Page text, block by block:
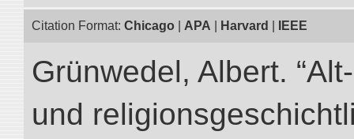
Citation Format: Chicago APA Harvard IEEE
Grünwedel, Albert.
und